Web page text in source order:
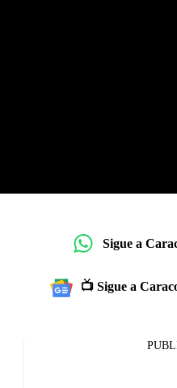
Sigue a
📺 Sigue a